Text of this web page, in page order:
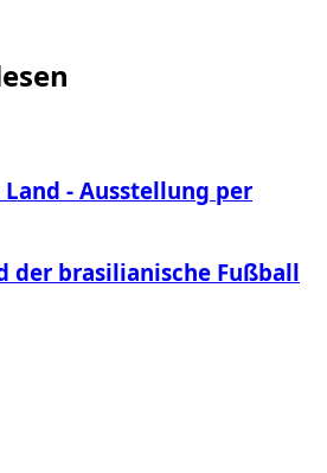
- Ausstellung per
der brasilianische Fußball